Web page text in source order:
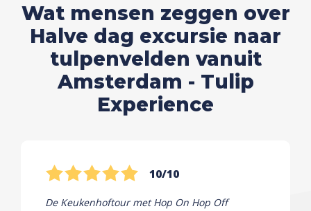
Wat mensen zeggen over
Halve dag excursie naar
tulpenvelden vanuit
Amsterdam - Tulip
Experience
10/10
De Keukenhoftour met Hop On Hop Off